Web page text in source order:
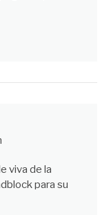
viva de la
para su